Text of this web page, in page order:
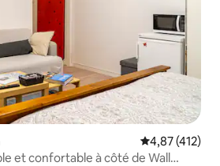
Évaluation
4,87 (412)
et confortable à côté de Wall